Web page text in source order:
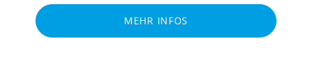
MEHR INFOS